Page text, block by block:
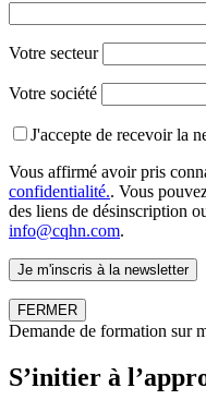
Votre secteur
Votre société
J'accepte de recevoir la
Vous affirmé avoir pris
confidentialité.. Vous
des liens de désinscription
info@cqhn.com.
FERMER
Demande de formation sur
S’initier à